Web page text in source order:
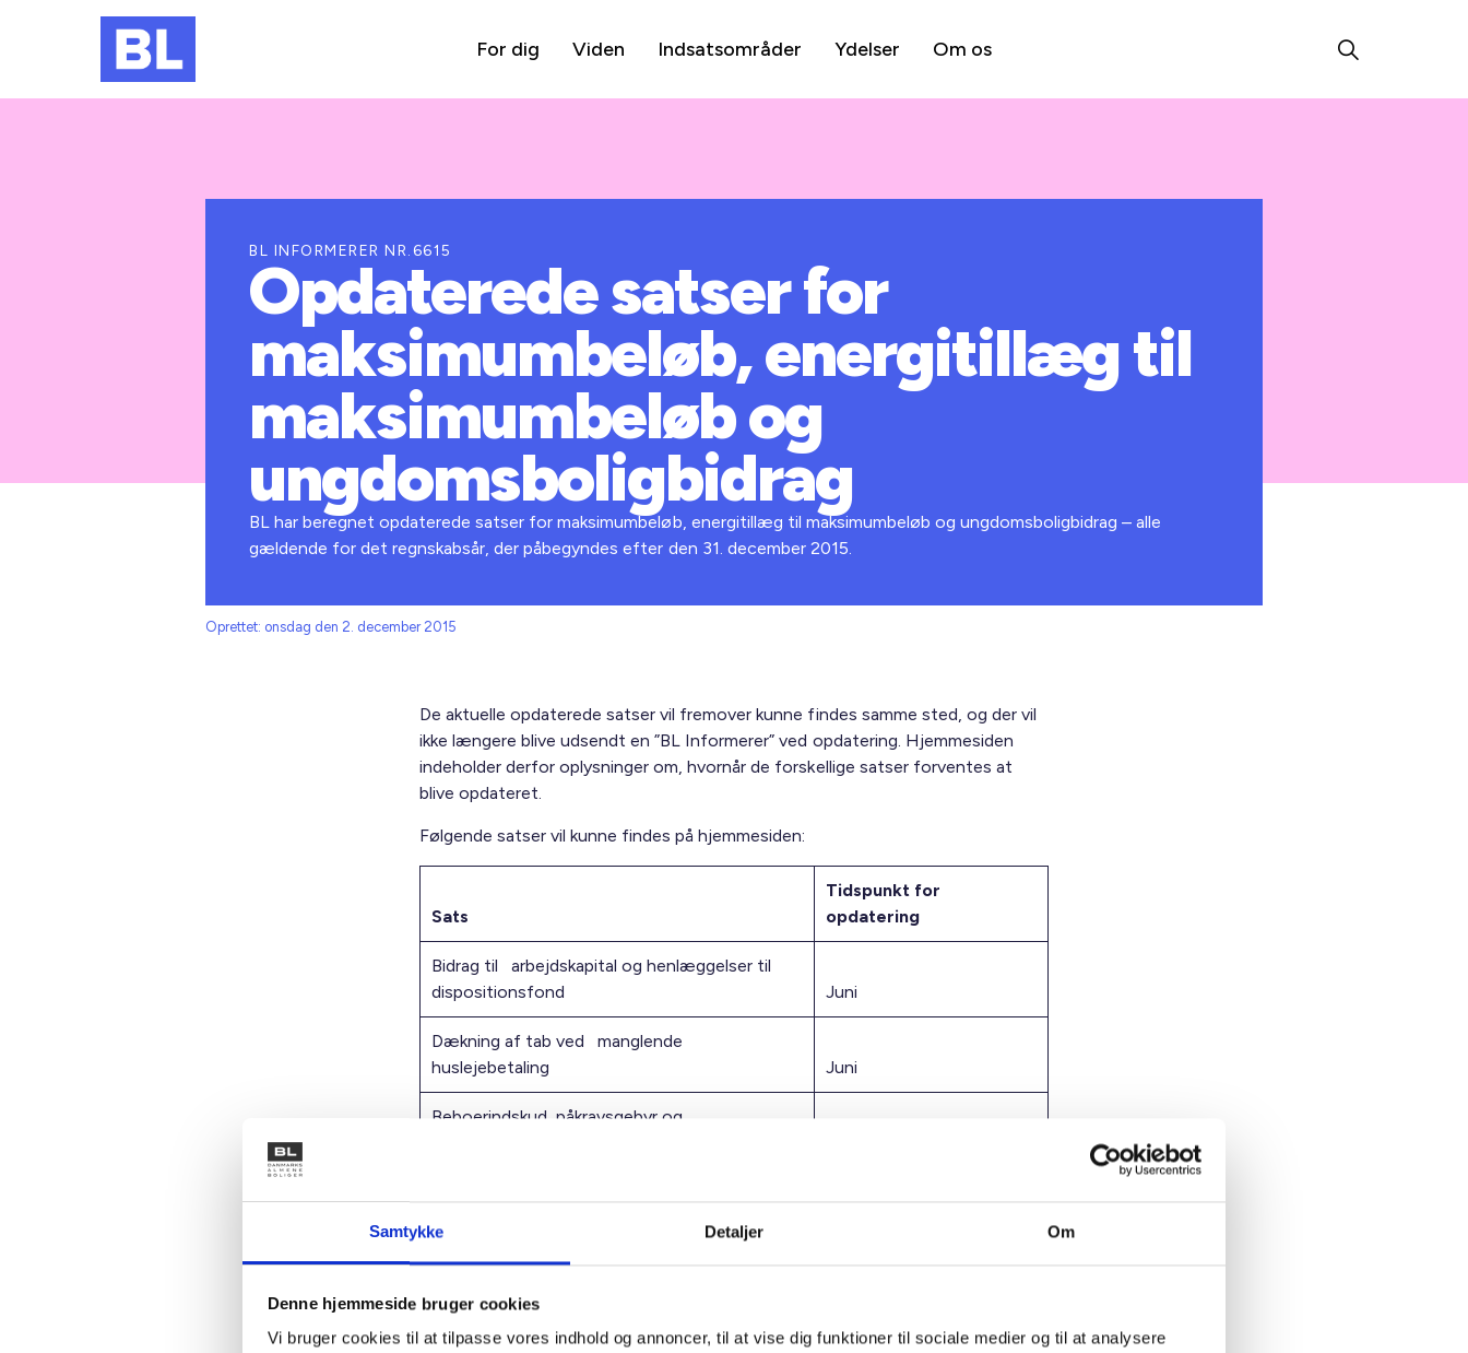
Samtykke Detaljer Om
Denne hjemmeside bruger cookies
Vi bruger cookies til at tilpasse vores indhold og annoncer, til at vise dig funktioner til sociale medier og til at analysere
For dig Viden Indsatsområder Ydelser Om os
BL INFORMERER NR.6615
Opdaterede satser for
maksimumbeløb, energitillæg til
maksimumbeløb og
ungdomsboligbidrag
BL har beregnet opdaterede satser for maksimumbeløb, energitillæg til maksimumbeløb og ungdomsboligbidrag – alle
gældende for det regnskabsår, der påbegyndes efter den 31. december 2015.
Oprettet: onsdag den 2. december 2015
De aktuelle opdaterede satser vil fremover kunne findes samme sted, og der vil
ikke længere blive udsendt en ”BL Informerer” ved opdatering. Hjemmesiden
indeholder derfor oplysninger om, hvornår de forskellige satser forventes at
blive opdateret.
Følgende satser vil kunne findes på hjemmesiden:
Sats
Tidspunkt for
opdatering
Bidrag til arbejdskapital og henlæggelser til
dispositionsfond
Juni
Dækning af tab ved manglende
huslejebetaling
Juni
Beboerindskud, påkravsgebyr og
Aftrapning af rentesikring
Maksimumbeløb for alment boligbyggeri November